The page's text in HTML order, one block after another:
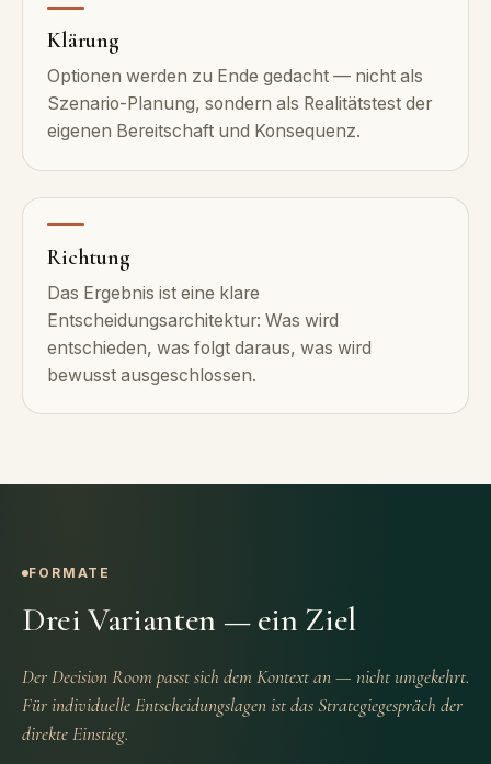
Klärung
Optionen werden zu Ende gedacht — nicht als
Szenario-Planung, sondern als Realitätstest der
eigenen Bereitschaft und Konsequenz.
Richtung
Das Ergebnis ist eine klare
Entscheidungsarchitektur: Was wird
entschieden, was folgt daraus, was wird
bewusst ausgeschlossen.
FORMATE
Drei Varianten — ein Ziel
Der Decision Room passt sich dem Kontext an — nicht umgekehrt.
Für individuelle Entscheidungslagen ist das Strategiegespräch der
direkte Einstieg.